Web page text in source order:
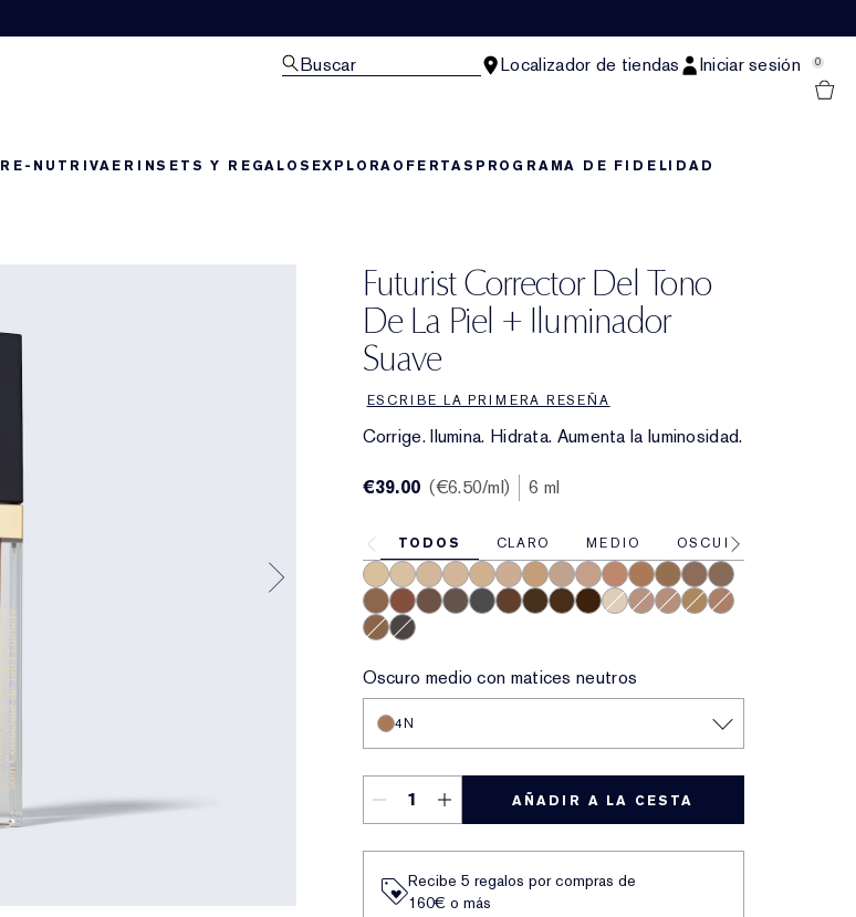
Buscar Localizador de tiendas Iniciar sesión 0
RE-NUTRIVAERINSETS Y REGALOS EXPLORAOFERTAS PROGRAMA DE FIDELIDAD
Futurist Corrector Del Tono
De La Piel + Iluminador
Suave
ESCRIBE LA PRIMERA RESEÑA
Corrige. Ilumina. Hidrata. Aumenta la luminosidad.
€39.00 €6.50/ml 6 ml
TODOS CLARO MEDIO OSCURO
1N1W1C2N 2W2C3W0.5C3C3N4N5N6.5N5.5N
5C5W6C
Oscuro medio con matices neutros
4N
AÑADIR A LA CESTA
Recibe 5 regalos por compras de
160€ o más